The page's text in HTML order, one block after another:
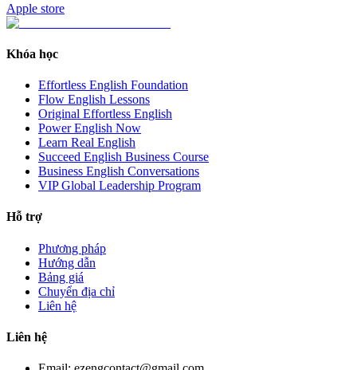
Apple store
Khóa học
Effortless English Foundation
Flow English Lessons
Original Effortless English
Power English Now
Learn Real English
Succeed English Business Course
Business English Conversations
VIP Global Leadership Program
Hỗ trợ
Phương pháp
Hướng dẫn
Bảng giá
Chuyển địa chỉ
Liên hệ
Liên hệ